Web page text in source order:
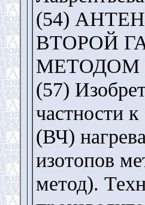
(54)
ВТОРОЙ
МЕТОДОМ
(57)
частности
(ВЧ)
изотопов
метод).